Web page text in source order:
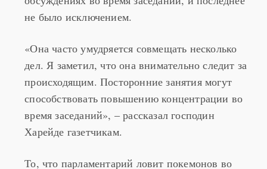
не было исключением.
«Она часто умудряется совмещать несколько
дел. Я заметил, что она внимательно следит за
происходящим. Посторонние занятия могут
способствовать повышению концентрации во
время заседаний», – рассказал господин
Харейде газетчикам.
То, что парламентарий ловит покемонов во